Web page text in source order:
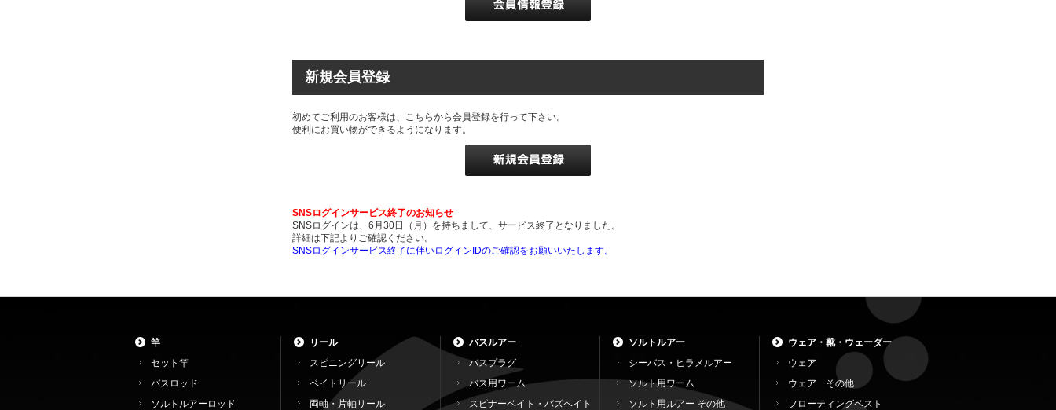
新規会員登録
初めてご利用のお客様は、こちらから会員登録を行って下さい。
便利にお買い物ができるようになります。
SNSログインサービス終了のお知らせ
SNSログインは、6月30日（月）を持ちまして、サービス終了となりました。
詳細は下記よりご確認ください。
SNSログインサービス終了に伴いログインIDのご確認をお願いいたします。
竿
セット竿
バスロッド
ソルトルアーロッド
リール
スピニングリール
ベイトリール
両軸・片軸リール
バスルアー
バスプラグ
バス用ワーム
スピナーベイト・バズベイト
ソルトルアー
シーバス・ヒラメルアー
ソルト用ワーム
ソルト用ルアー その他
ウェア・靴・ウェーダー
ウェア
ウェア その他
フローティングベスト